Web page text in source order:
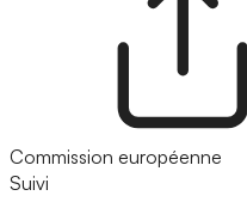
Commission européenne
Suivi